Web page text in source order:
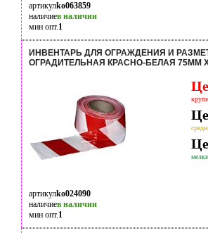
артикулko063859
наличиев наличии
мин опт.1
ИНВЕНТАРЬ ДЛЯ ОГРАЖДЕНИЯ И
ОГРАДИТЕЛЬНАЯ КРАСНО-БЕЛАЯ 75ММ
артикулko024090
наличиев наличии
мин опт.1